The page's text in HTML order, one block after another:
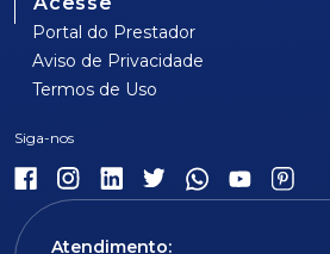
Portal do Prestador
Aviso de Privacidade
Termos de Uso
Atendimento: